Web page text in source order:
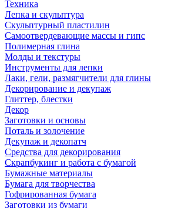
Техника
Лепка и скульптура
Скульптурный пластилин
Самоотвердевающие массы и гипс
Полимерная глина
Молды и текстуры
Инструменты для лепки
Лаки, гели, размягчители для глины
Декорирование и декупаж
Глиттер, блестки
Декор
Заготовки и основы
Поталь и золочение
Декупаж и декопатч
Средства для декорирования
Скрапбукинг и работа с бумагой
Бумажные материалы
Бумага для творчества
Гофрированная бумага
Заготовки из бумаги